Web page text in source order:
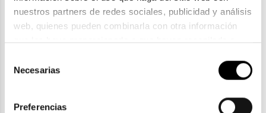
nuestros partners de redes sociales, publicidad y análisis
web, quienes pueden combinarla con otra información
que les haya proporcionado o que hayan recopilado a
la política de privacidad en el siguiente
. Consulta
Necesarias
Preferencias
24,50€